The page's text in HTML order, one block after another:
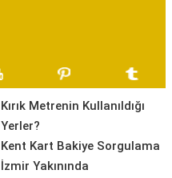
Kırık Metrenin Kullanıldığı
Yerler?
Kent Kart Bakiye Sorgulama
İzmir Yakınında